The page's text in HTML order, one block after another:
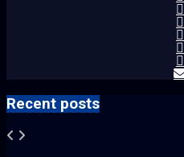
Recent posts